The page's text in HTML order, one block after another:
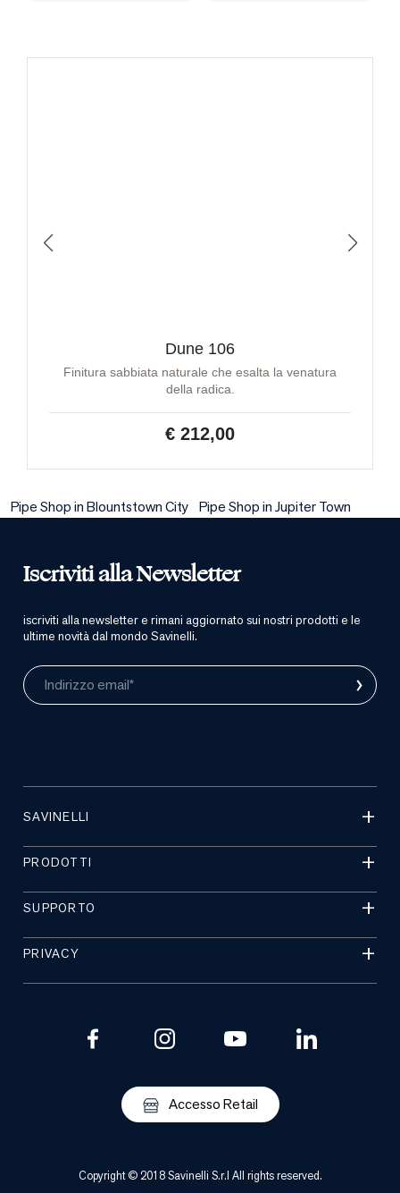
Dune 106
Finitura sabbiata naturale che esalta la venatura
della radica.
€ 212,00
Pipe Shop in Blountstown City Pipe Shop in Jupiter Town
Iscriviti alla Newsletter
iscriviti alla newsletter e rimani aggiornato sui nostri prodotti e le
ultime novità dal mondo Savinelli.
Indirizzo email* ›
SAVINELLI
PRODOTTI
SUPPORTO
PRIVACY
Accesso Retail
Copyright © 2018 Savinelli S.r.l All rights reserved.